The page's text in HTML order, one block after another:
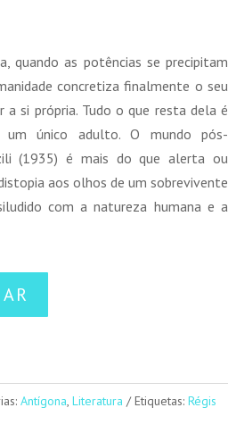
€.
quando as potências se precipitam
concretiza finalmente o seu
a si própria. Tudo o que resta dela é
um único adulto. O mundo pós-
(1935) é mais do que alerta ou
aos olhos de um sobrevivente
com a natureza humana e a
Antígona, Literatura Etiquetas: Régis